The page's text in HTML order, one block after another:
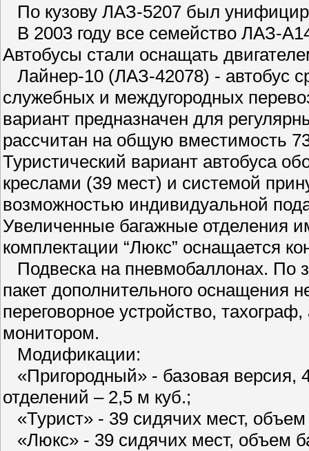
По кузову ЛАЗ-5207 был
В 2003 году все семейство ЛАЗ-
Автобусы стали оснащать
Лайнер-10 (ЛАЗ-42078) - автобус
служебных и междугородных
вариант предназначен для
рассчитан на общую вместимость
Туристический вариант автобуса
креслами (39 мест) и системой
возможностью индивидуальной
Увеличенные багажные отделения
комплектации “Люкс” оснащается
Подвеска на пневмобаллонах. По
пакет дополнительного оснащения
переговорное устройство,
монитором.
Модификации:
«Пригородный» - базовая версия,
отделений – 2,5 м куб.;
«Турист» - 39 сидячих мест,
«Люкс» - 39 сидячих мест, объем